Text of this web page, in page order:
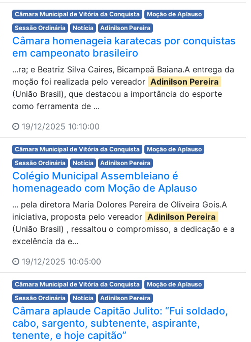
Câmara Municipal de Vitória da Conquista
Moção de Aplauso
Sessão Ordinária
Notícia Adinilson Pereira
Câmara homenageia karatecas por conquistas
em campeonato brasileiro
...ra; e Beatriz Silva Caires, Bicampeã Baiana.A entrega da
moção foi realizada pelo vereador Adinilson Pereira
(União Brasil), que destacou a importância do esporte
como ferramenta de ...
19/12/2025 10:10:00
Câmara Municipal de Vitória da Conquista
Moção de Aplauso
Sessão Ordinária
Notícia Adinilson Pereira
Colégio Municipal Assembleiano é
homenageado com Moção de Aplauso
... pela diretora Maria Dolores Pereira de Oliveira Gois.A
iniciativa, proposta pelo vereador Adinilson Pereira
(União Brasil) , ressaltou o compromisso, a dedicação e a
excelência da e...
19/12/2025 10:05:00
Câmara Municipal de Vitória da Conquista
Moção de Aplauso
Sessão Ordinária
Notícia Adinilson Pereira
Câmara aplaude Capitão Julito: “Fui soldado,
cabo, sargento, subtenente, aspirante,
tenente, e hoje capitão”